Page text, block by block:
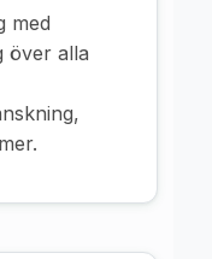
med
över alla